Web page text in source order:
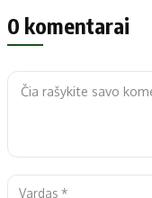
0 komentarai